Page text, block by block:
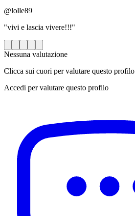
@lolle89
"vivi e lascia vivere!!!"
Nessuna valutazione
Clicca sui cuori per valutare questo profilo
Accedi per valutare questo profilo